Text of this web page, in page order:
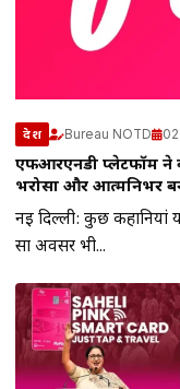
देश Bureau NOTD
एफआरएनडी प्लेटफॉर्म ने
भरोसा और आत्मनिर्भर
नई दिल्ली: कुछ कहानियां
सा अवसर भी...